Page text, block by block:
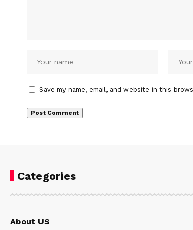
Save my name, email, and website in this
Categories
About US